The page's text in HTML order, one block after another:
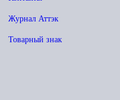
Журнал Аттэк
Товарный знак